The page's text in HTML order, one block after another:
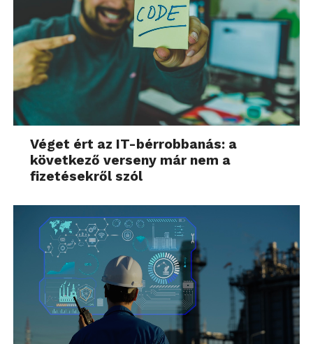
Véget ért az IT-bérrobbanás: a
következő verseny már nem a
fizetésekről szól